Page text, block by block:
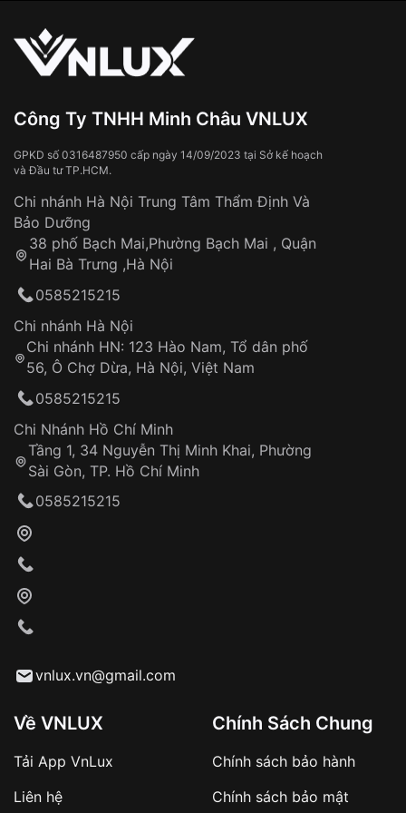
Từ khóa SEO:
Thời gian vận chuyển trung bình: 3 – 5 ngày
làm việc
Áp dụng cho tất cả tỉnh thành trên toàn quốc
Thời gian tính từ khi xác nhận đơn hàng thành
công
Hotline: 0585 215 215
Từ khóa SEO:
Khách hàng kiểm tra và thanh toán trực tiếp
Từ khóa SEO:
sản phẩm đặc biệt
Sử dụng sai cách như:
Tiếp xúc với hóa chất, chất tẩy rửa
Đeo đồng hồ khi tắm nước nóng, xông
Đồng hồ bị hư hỏng do:
Tai nạn hoặc tác động từ bên ngoài
Hao mòn tự nhiên theo thời gian:
Dây đeo
Sản phẩm đã bị:
Tự ý sửa chữa
thống VNLUX
Đảm bảo quyền lợi khách hàng
Đồng hành cùng khách hàng trong suốt quá
trình sử dụng
Công Ty TNHH Minh Châu VNLUX
GPKD số 0316487950 cấp ngày 14/09/2023 tại Sở kế hoạch
và Đầu tư TP.HCM.
Chi nhánh Hà Nội Trung Tâm Thẩm Định Và
Bảo Dưỡng
38 phố Bạch Mai,Phường Bạch Mai , Quận
Hai Bà Trưng ,Hà Nội
0585215215
Chi nhánh Hà Nội
Chi nhánh HN: 123 Hào Nam, Tổ dân phố
56, Ô Chợ Dừa, Hà Nội, Việt Nam
0585215215
Chi Nhánh Hồ Chí Minh
Tầng 1, 34 Nguyễn Thị Minh Khai, Phường
Sài Gòn, TP. Hồ Chí Minh
0585215215
vnlux.vn@gmail.com
Về VNLUX
Tải App VnLux
Liên hệ
Chính Sách Chung
Chính sách bảo hành
Chính sách bảo mật